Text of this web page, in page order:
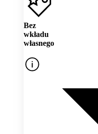
Bez
wkładu
własnego